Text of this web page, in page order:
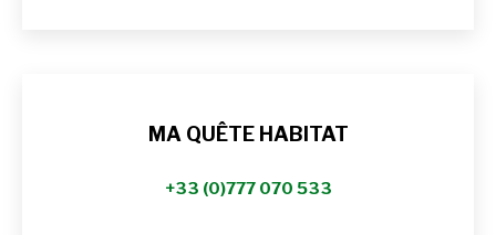
MA QUÊTE HABITAT
+33 (0)777 070 533